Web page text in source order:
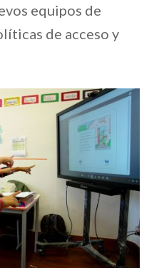
equipos de
de acceso y